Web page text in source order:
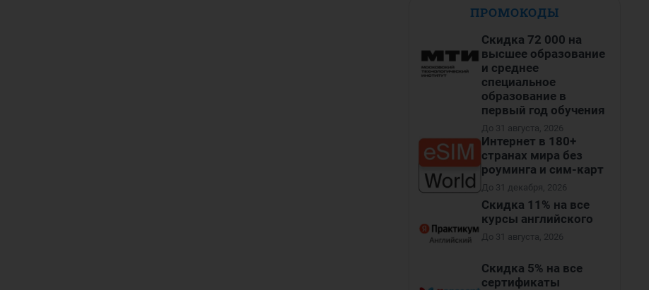
ПРОМОКОДЫ
Скидка 72 000 на
высшее образование
и среднее
специальное
образование в
первый год обучения
До 31 августа, 2026
Интернет в 180+
странах мира без
роуминга и сим-карт
До 31 декабря, 2026
Скидка 11% на все
курсы английского
До 31 августа, 2026
Скидка 5% на все
сертификаты